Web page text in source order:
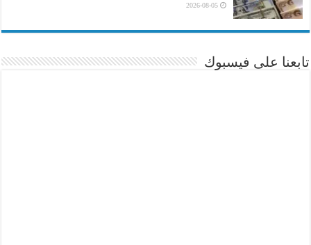
2026-08-05
تابعنا على فيسبوك